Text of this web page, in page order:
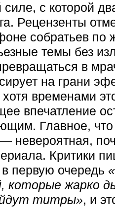
с которой
Рецензенты
собратьев по
темы без
в
на грани
временами
впечатление
Главное, что
невероятная,
Критики
первую очередь
которые жарко
титры», и